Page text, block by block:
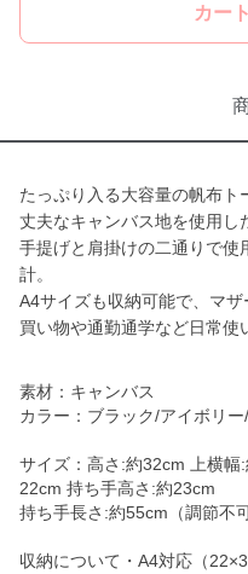
カー
たっぷり入る大容量の帆布ト
丈夫なキャンバス地を使用し
手提げと肩掛けの二通りで使
計。
A4サイズも収納可能で、マザ
買い物や通勤通学など日常使
素材：キャンバス
カラー：ブラック/アイボリ
サイズ：高さ:約32cm 上横
22cm 持ち手高さ:約23cm
持ち手長さ:約55cm（調節不
収納について・A4対応（